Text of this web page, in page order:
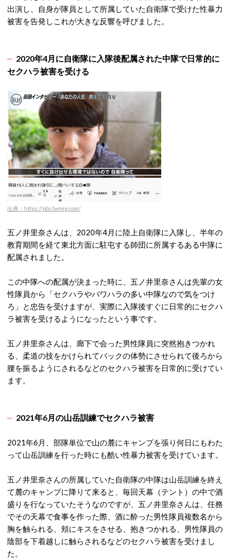
出演し、自身が隊員として所属していた自衛隊で受けた性暴力
被害を告発しこれが大きな反響を呼びました。
2020年4月に自衛隊に入隊後配属された中隊で日常的に
セクハラ被害を受ける
出典：https://pbs.twimg.com/
五ノ井里奈さんは、2020年4月に陸上自衛隊に入隊し、半年の
教育期間を経て東北方面に駐屯する師団に所属するある中隊に
配属されました。
この中隊への配属が決まった時に、五ノ井里奈さんは先輩の女
性隊員から「セクハラやパワハラの多い中隊なので気をつけ
ろ」と忠告を受けますが、実際に入隊後すぐに日常的にセクハ
ラ被害を受けるようになったという事です。
五ノ井里奈さんは、廊下で会った男性隊員に突然抱きつかれ
る、柔道の技をかけられてバックの体勢にさせられて後ろから
腰を振るようにされるなどのセクハラ被害を日常的に受けてい
ます。
2021年6月の山岳訓練でセクハラ被害
2021年6月、部隊単位で山の麓にキャンプを張り何日にもわた
って山岳訓練を行った時にも酷い性暴力被害を受けています。
五ノ井里奈さんの所属していた自衛隊の中隊は山岳訓練を終え
て麓のキャンプに降りて来ると、毎回天幕（テント）の中で酒
盛りを行なっていたそうなのですが、五ノ井里奈さんは、任務
でその天幕で食事を作った際、酒に酔った男性隊員複数名から
胸を触られる、頬にキスをさせる、抱きつかれる、男性隊員の
陰部を下着越しに触らされるなどのセクハラ被害を受けまし
た。